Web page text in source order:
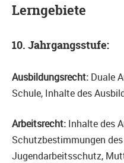
Lerngebiete
10. Jahrgangsstufe:
Ausbildungsrecht: Duale
Schule, Inhalte des
Arbeitsrecht: Inhalte des
Schutzbestimmungen
Jugendarbeitsschutz,